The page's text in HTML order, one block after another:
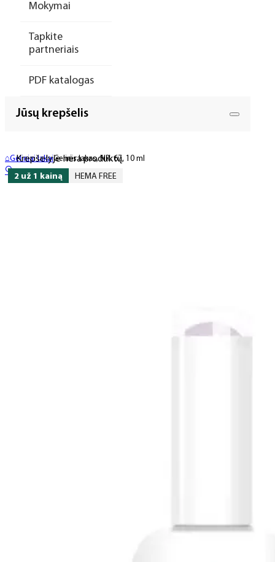
Mokymai
Tapkite
partneriais
PDF katalogas
Jūsų krepšelis
Krepšelyje nėra produktų.
⌂Geliniai lakaiGelinis lakas, NR. 67, 10 ml
2 už 1 kainą HEMA FREE
🔍